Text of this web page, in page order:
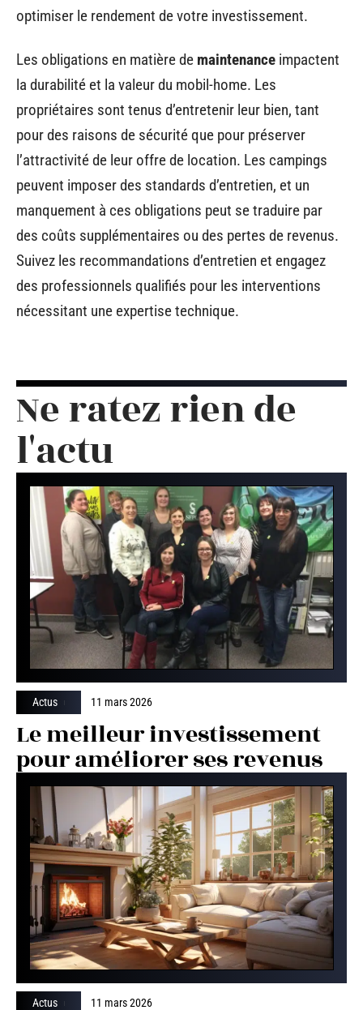
optimiser le rendement de votre investissement.
Les obligations en matière de maintenance impactent
la durabilité et la valeur du mobil-home. Les
propriétaires sont tenus d’entretenir leur bien, tant
pour des raisons de sécurité que pour préserver
l’attractivité de leur offre de location. Les campings
peuvent imposer des standards d’entretien, et un
manquement à ces obligations peut se traduire par
des coûts supplémentaires ou des pertes de revenus.
Suivez les recommandations d’entretien et engagez
des professionnels qualifiés pour les interventions
nécessitant une expertise technique.
Ne ratez rien de
l'actu
Actus 11 mars 2026
Le meilleur investissement
pour améliorer ses revenus
Actus 11 mars 2026